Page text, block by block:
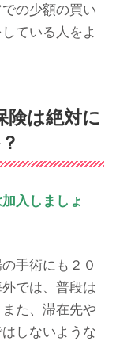
の少額の買い
ている人をよ
険は絶対に
入しましょ
手術にも２０
では、普段は
た、滞在先や
しないような